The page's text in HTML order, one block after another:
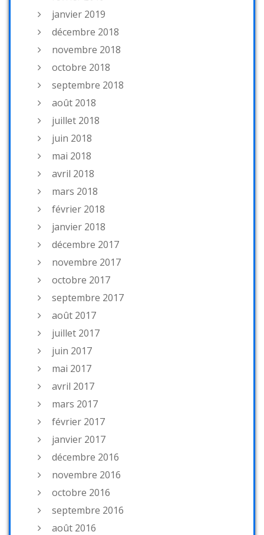
janvier 2019
décembre 2018
novembre 2018
octobre 2018
septembre 2018
août 2018
juillet 2018
juin 2018
mai 2018
avril 2018
mars 2018
février 2018
janvier 2018
décembre 2017
novembre 2017
octobre 2017
septembre 2017
août 2017
juillet 2017
juin 2017
mai 2017
avril 2017
mars 2017
février 2017
janvier 2017
décembre 2016
novembre 2016
octobre 2016
septembre 2016
août 2016